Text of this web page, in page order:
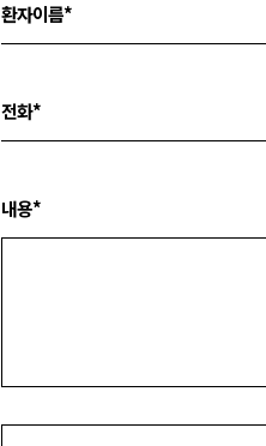
환자이름*
전화*
내용*